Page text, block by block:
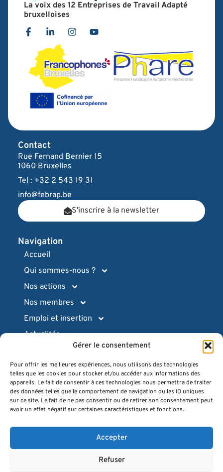
Gérer le consentement
Pour offrir les meilleures expériences, nous utilisons des technologies
telles que les cookies pour stocker et/ou accéder aux informations des
appareils. Le fait de consentir à ces technologies nous permettra de traiter
des données telles que le comportement de navigation ou les ID uniques
sur ce site. Le fait de ne pas consentir ou de retirer son consentement peut
avoir un effet négatif sur certaines caractéristiques et fonctions.
Accepter
Refuser
La voix des 12 Entreprises de Travail Adapté
bruxelloises
Navigation
Accueil
Qui sommes-nous ?
Nos actions
Nos membres
Emploi et insertion
Actualités
Ressources pratiques
Intranet (login)
Espace presse
Quiz
FAQ
Contact
Rue Fernand Bernier 15
1060 Bruxelles
Tel : +32 2 543 19 31
info@febrap.be
S'inscrire à la newsletter